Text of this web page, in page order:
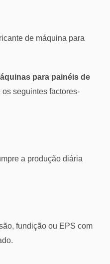
de máquina para
para painéis de
os seguintes factores-
a produção diária
fundição ou EPS com